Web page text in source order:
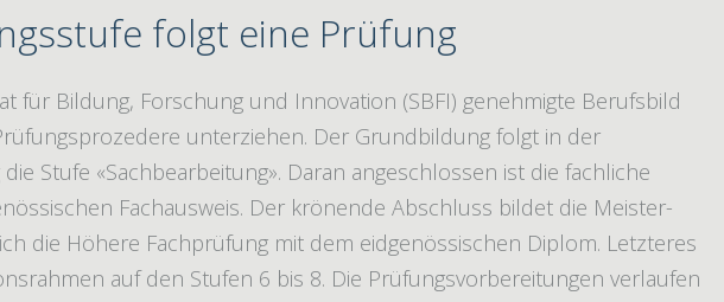
folgt eine Prüfung
für Bildung, Forschung und Innovation (SBFI) genehmigte Berufsbild
unterziehen. Der Grundbildung folgt in der
Stufe «Sachbearbeitung». Daran angeschlossen ist die fachliche
Fachausweis. Der krönende Abschluss bildet die Meister-
die Höhere Fachprüfung mit dem eidgenössischen Diplom. Letzteres
auf den Stufen 6 bis 8. Die Prüfungsvorbereitungen verlaufen